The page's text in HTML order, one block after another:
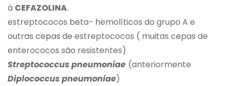
à CEFAZOLINA.
estreptococos beta- hemolíticos do grupo A e
outras cepas de estreptococos ( muitas cepas de
enterococos são resistentes)
Streptococcus pneumoniae (anteriormente
Diplococcus pneumoniae)